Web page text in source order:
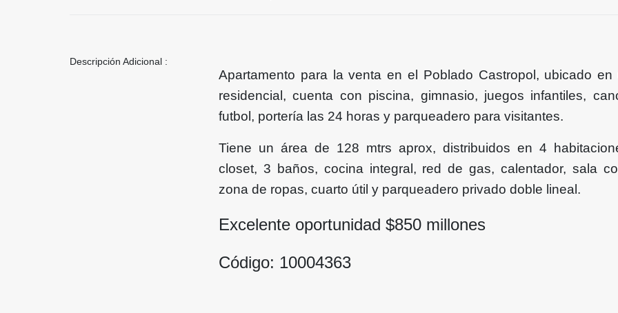
Descripción Adicional :
Apartamento para la venta en el Poblado Castropol, ubicado en
residencial, cuenta con piscina, gimnasio, juegos infantiles,
futbol, portería las 24 horas y parqueadero para visitantes.
Tiene un área de 128 mtrs aprox, distribuidos en 4
closet, 3 baños, cocina integral, red de gas, calentador, sala
zona de ropas, cuarto útil y parqueadero privado doble lineal.
Excelente oportunidad $850 millones
Código: 10004363